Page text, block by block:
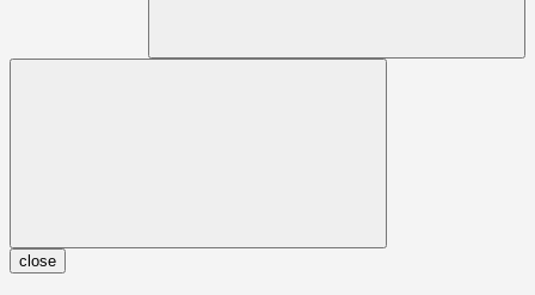
close